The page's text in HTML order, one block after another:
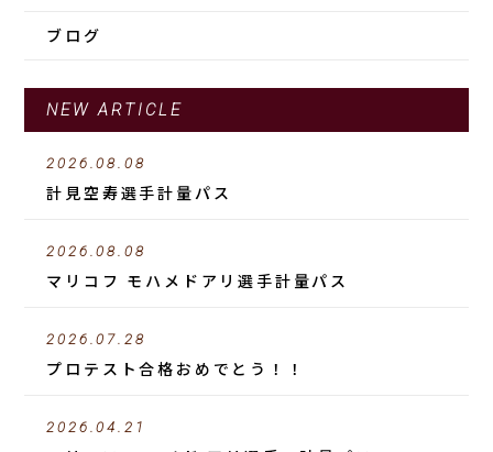
ブログ
NEW ARTICLE
2026.08.08
計見空寿選手計量パス
2026.08.08
マリコフ モハメドアリ選手計量パス
2026.07.28
プロテスト合格おめでとう！！
2026.04.21